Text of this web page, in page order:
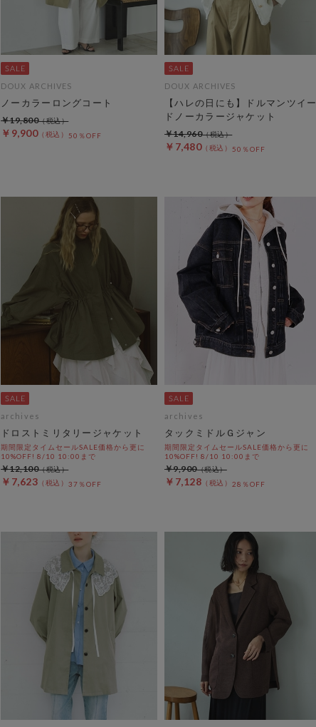
DOUX ARCHIVES
ノーカラーロングコート
￥9,900 50％OFF
￥19,800
DOUX ARCHIVES
【ハレの日にも】ドルマンツイー
ドノーカラージャケット
￥7,480 50％OFF
￥14,960
archives
ドロストミリタリージャケット
期間限定タイムセールSALE価格から更に
10%OFF! 8/10 10:00まで
￥7,623 37％OFF
￥12,100
archives
タックミドルＧジャン
期間限定タイムセールSALE価格から更に
10%OFF! 8/10 10:00まで
￥7,128 28％OFF
￥9,900